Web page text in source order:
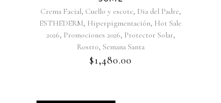
Crema Facial, Cuello y escote, Dia del Padre,
ESTHEDERM, Hiperpigmentación, Hot Sale
2026, Promociones 2026, Protector Solar,
Rostro, Semana Santa
$1,480.00